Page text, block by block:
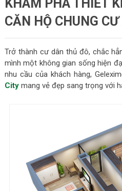
KHÁM PHÁ THIẾT
CĂN HỘ CHUNG
Trở thành cư dân thủ đô, chắc
mình một không gian sống hiện
nhu cầu của khách hàng,
City mang vẻ đẹp sang trọng với